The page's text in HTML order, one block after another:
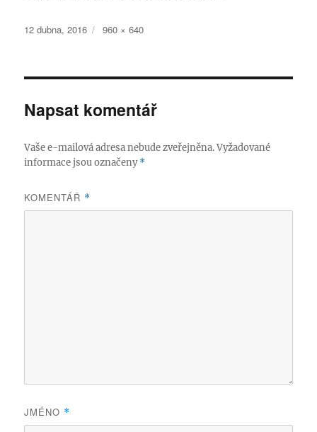
Publikováno:
12 dubna, 2016
Původní
960 × 640
Napsat komentář
Vaše e-mailová adresa nebude zveřejněna. Vyžadované
informace jsou označeny*
KOMENTÁŘ *
JMÉNO *